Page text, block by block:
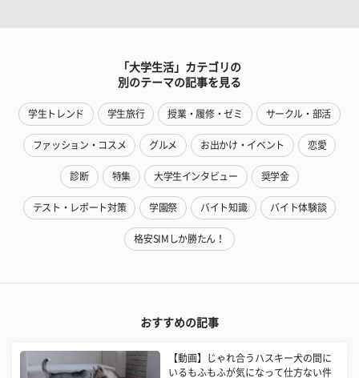
「大学生活」カテゴリの
別のテーマの記事を見る
学生トレンド 学生旅行 授業・履修・ゼミ サークル・部活
ファッション・コスメ グルメ お出かけ・イベント 恋愛
診断 特集 大学生インタビュー 奨学金
テスト・レポート対策 学園祭 バイト知識 バイト体験談
格安SIMしか勝たん！
おすすめの記事
【動画】じゃれ合うハスキー犬の間に
いるもふもふが気になって仕方ない件